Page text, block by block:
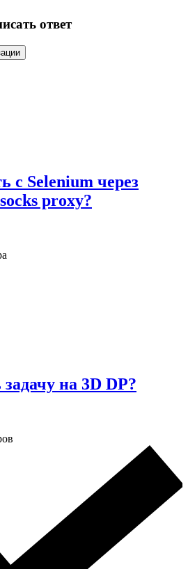
ответ
с Selenium через
proxy?
на 3D DP?